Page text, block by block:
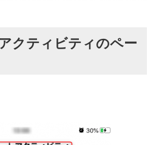
クティビティのペー